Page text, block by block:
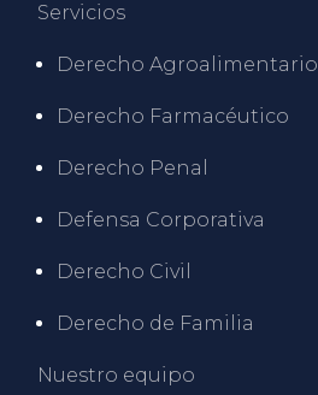
Servicios
Derecho Agroalimentario
Derecho Farmacéutico
Derecho Penal
Defensa Corporativa
Derecho Civil
Derecho de Familia
Nuestro equipo